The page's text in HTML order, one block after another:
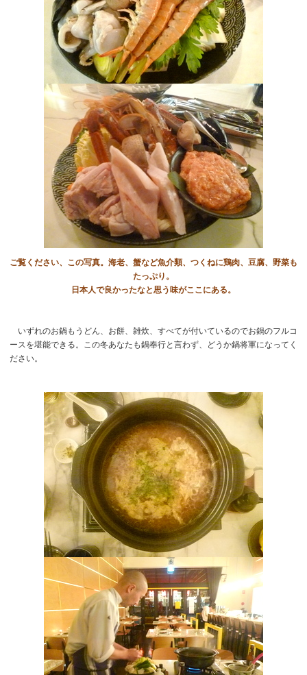
ご覧ください、この写真。海老、蟹など魚介類、つくねに鶏肉、豆腐、野菜も
たっぷり。
日本人で良かったなと思う味がここにある。
いずれのお鍋もうどん、お餅、雑炊、すべてが付いているのでお鍋のフルコ
ースを堪能できる。この冬あなたも鍋奉行と言わず、どうか鍋将軍になってく
ださい。